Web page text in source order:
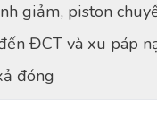
giảm, piston
ĐCT và xu páp
đóng